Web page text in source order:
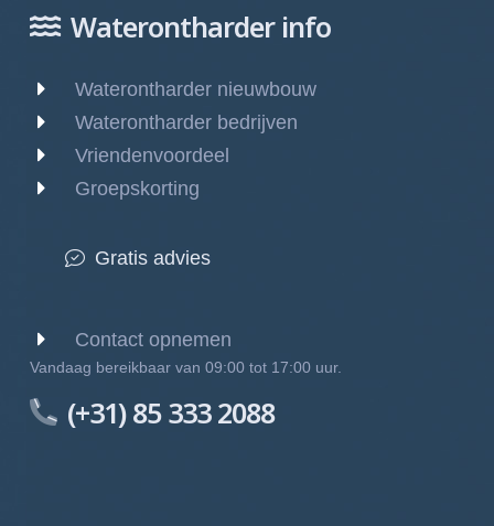
Waterontharder info
Waterontharder nieuwbouw
Waterontharder bedrijven
Vriendenvoordeel
Groepskorting
Gratis advies
Contact opnemen
Vandaag bereikbaar van 09:00 tot 17:00 uur.
(+31) 85 333 2088